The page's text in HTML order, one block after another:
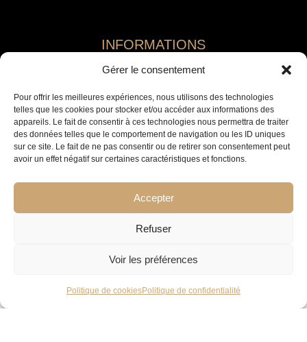
Gérer le consentement
Pour offrir les meilleures expériences, nous utilisons des technologies
telles que les cookies pour stocker et/ou accéder aux informations des
appareils. Le fait de consentir à ces technologies nous permettra de traiter
des données telles que le comportement de navigation ou les ID uniques
sur ce site. Le fait de ne pas consentir ou de retirer son consentement peut
avoir un effet négatif sur certaines caractéristiques et fonctions.
Accepter
Refuser
Voir les préférences
Politique de cookiesPolitique de confidentialité
INFORMATIONS
Politique de cookies
Plan du site
Nos Partenaires
SUIVEZ-NOUS
© 2026 Jemaa El Fna Immobilier
Marrakech